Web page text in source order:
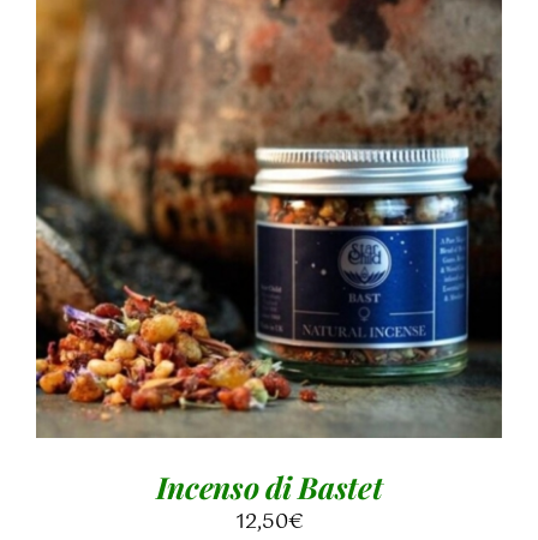
AGGIUNGI AL CARRELLO / DETTAGLI
Incenso di Bastet
12,50€